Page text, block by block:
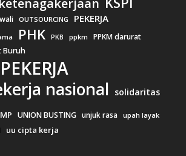
OUTSOURCING PEKERJA
PHK PKB ppkm PPKM darurat
Buruh
nasional solidaritas
UNION BUSTING unjuk rasa upah layak
uu cipta kerja